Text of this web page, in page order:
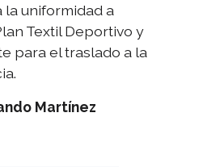
la uniformidad a
Textil Deportivo y
para el traslado a la
Martínez